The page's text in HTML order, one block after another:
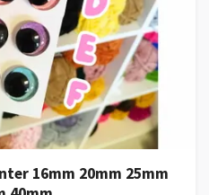
16mm 20mm 25mm